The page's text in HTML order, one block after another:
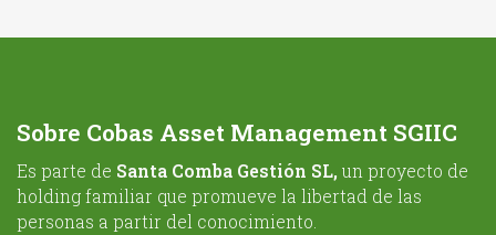
Sobre Cobas Asset Management SGIIC
Es parte de Santa Comba Gestión SL, un proyecto de
holding familiar que promueve la libertad de las
personas a partir del conocimiento.